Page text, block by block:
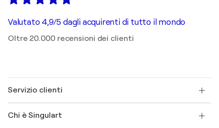
Valutato 4,9/5 dagli acquirenti di tutto il mondo
Oltre 20.000 recensioni dei clienti
Servizio clienti
Spedizione
Chi è Singulart